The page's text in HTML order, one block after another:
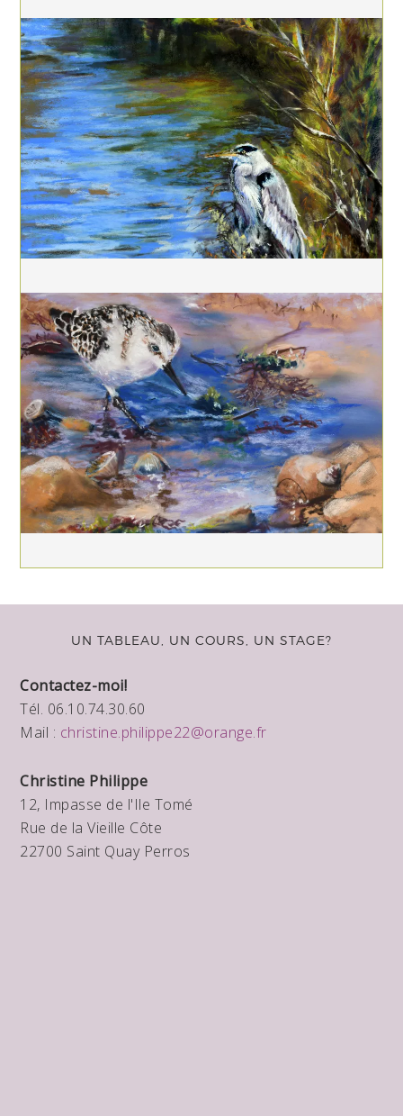
UN TABLEAU, UN COURS, UN STAGE?
Contactez-moi!
Tél. 06.10.74.30.60
Mail : christine.philippe22@orange.fr
Christine Philippe
12, Impasse de l'Ile Tomé
Rue de la Vieille Côte
22700 Saint Quay Perros